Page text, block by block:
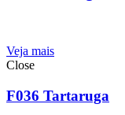
Veja mais
Close
F036 Tartaruga